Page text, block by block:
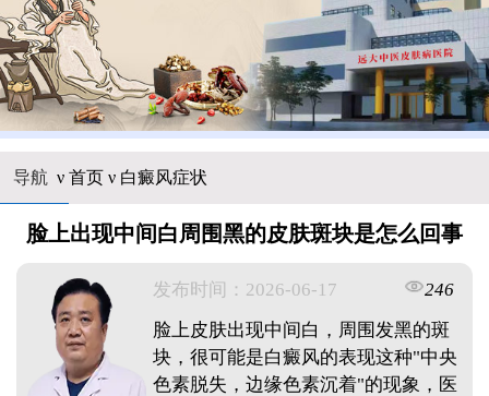
导航 ν 首页ν 白癜风症状
脸上出现中间白周围黑的皮肤斑块是怎么回事
发布时间：2026-06-17
246
脸上皮肤出现中间白，周围发黑的斑
块，很可能是白癜风的表现这种"中央
色素脱失，边缘色素沉着"的现象，医